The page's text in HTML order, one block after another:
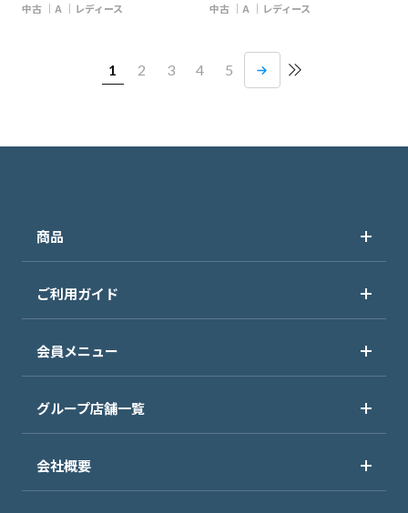
中古 A レディース 中古 A レディース
1 2 3 4 5
商品
ご利用ガイド
会員メニュー
グループ店舗一覧
会社概要